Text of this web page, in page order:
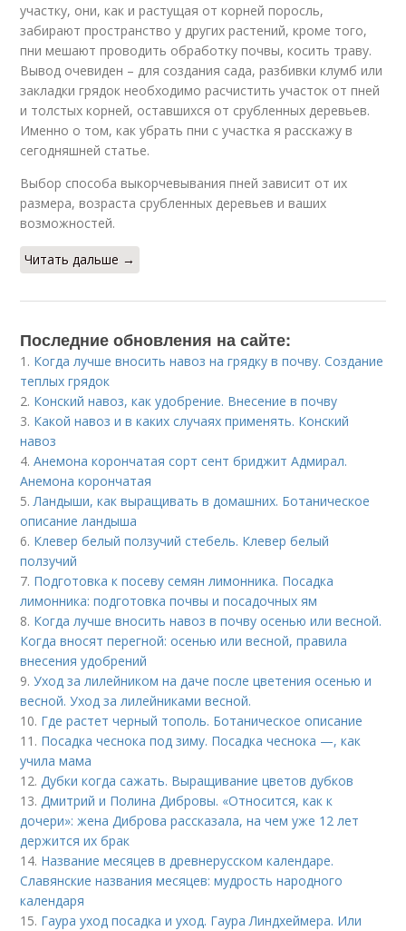
участку, они, как и растущая от корней поросль,
забирают пространство у других растений, кроме того,
пни мешают проводить обработку почвы, косить траву.
Вывод очевиден – для создания сада, разбивки клумб или
закладки грядок необходимо расчистить участок от пней
и толстых корней, оставшихся от срубленных деревьев.
Именно о том, как убрать пни с участка я расскажу в
сегодняшней статье.
Выбор способа выкорчевывания пней зависит от их
размера, возраста срубленных деревьев и ваших
возможностей.
Читать дальше →
Последние обновления на сайте:
1. Когда лучше вносить навоз на грядку в почву. Создание
теплых грядок
2. Конский навоз, как удобрение. Внесение в почву
3. Какой навоз и в каких случаях применять. Конский
навоз
4.Анемона корончатая сорт сент бриджит Адмирал.
Анемона корончатая
5. Ландыши, как выращивать в домашних. Ботаническое
описание ландыша
6. Клевер белый ползучий стебель. Клевер белый
ползучий
7. Подготовка к посеву семян лимонника. Посадка
лимонника: подготовка почвы и посадочных ям
8. Когда лучше вносить навоз в почву осенью или весной.
Когда вносят перегной: осенью или весной, правила
внесения удобрений
9.Уход за лилейником на даче после цветения осенью и
весной. Уход за лилейниками весной.
10. Где растет черный тополь. Ботаническое описание
11. Посадка чеснока под зиму. Посадка чеснока —, как
учила мама
12. Дубки когда сажать. Выращивание цветов дубков
13. Дмитрий и Полина Дибровы. «Относится, как к
дочери»: жена Диброва рассказала, на чем уже 12 лет
держится их брак
14. Название месяцев в древнерусском календаре.
Славянские названия месяцев: мудрость народного
календаря
15. Гаура уход посадка и уход. Гаура Линдхеймера. Или